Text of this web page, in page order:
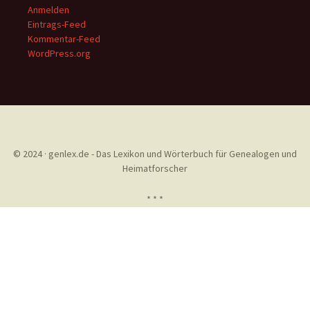
Anmelden
Eintrags-Feed
Kommentar-Feed
WordPress.org
© 2024 · genlex.de - Das Lexikon und Wörterbuch für Genealogen und
Heimatforscher
* * *